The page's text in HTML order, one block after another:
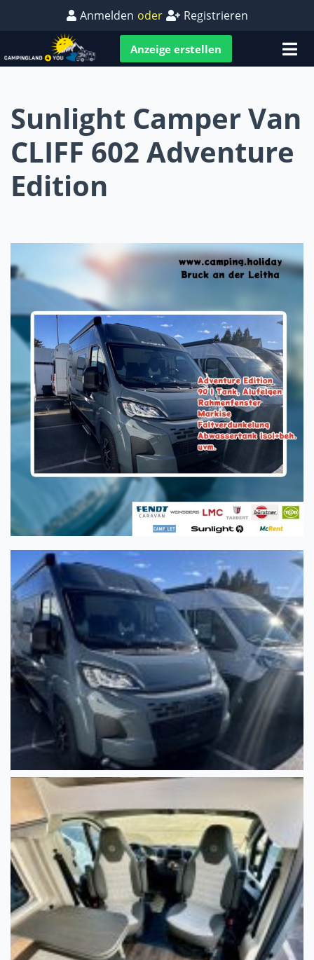
Anmelden oder Registrieren
Anzeige erstellen
Sunlight Camper Van
CLIFF 602 Adventure
Edition